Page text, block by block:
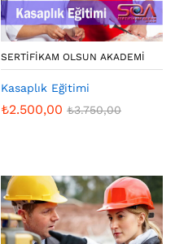
SERTIFIKAM OLSUN AKADEMI
Kasaplık Eğitimi
₺2.500,00 ₺3.750,00